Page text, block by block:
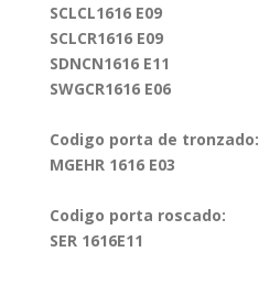
SCLCL1616 E09
SCLCR1616 E09
SDNCN1616 E11
SWGCR1616 E06
Codigo porta de tronzado:
MGEHR 1616 E03
Codigo porta roscado:
SER 1616E11